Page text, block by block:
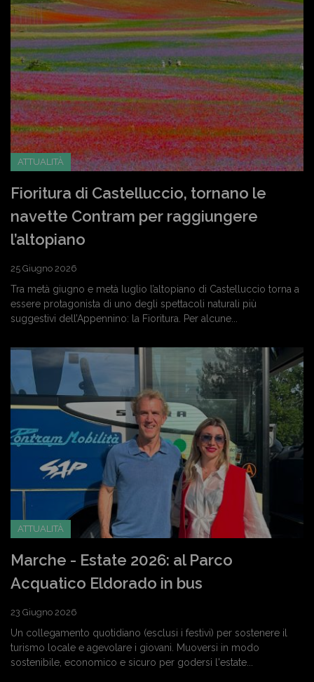
ATTUALITÀ
Fioritura di Castelluccio, tornano le
navette Contram per raggiungere
l’altopiano
25 Giugno 2026
Tra metà giugno e metà luglio l’altopiano di Castelluccio torna a
essere protagonista di uno degli spettacoli naturali più
suggestivi dell’Appennino: la Fioritura. Per alcune...
ATTUALITÀ
Marche - Estate 2026: al Parco
Acquatico Eldorado in bus
23 Giugno 2026
Un collegamento quotidiano (esclusi i festivi) per sostenere il
turismo locale e agevolare i giovani. Muoversi in modo
sostenibile, economico e sicuro per godersi l'estate...